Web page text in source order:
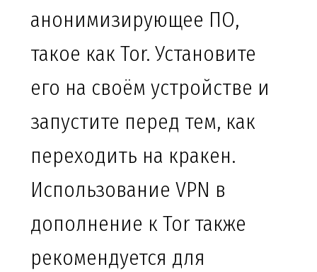
анонимизирующее ПО,
такое как Tor. Установите
его на своём устройстве и
запустите перед тем, как
переходить на кракен.
Использование VPN в
дополнение к Tor также
рекомендуется для